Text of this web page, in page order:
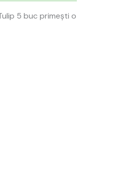
5 buc primești o